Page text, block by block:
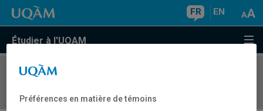
FR EN
Étudier à l'UQAM
COURS//
Préférences en matière de témoins